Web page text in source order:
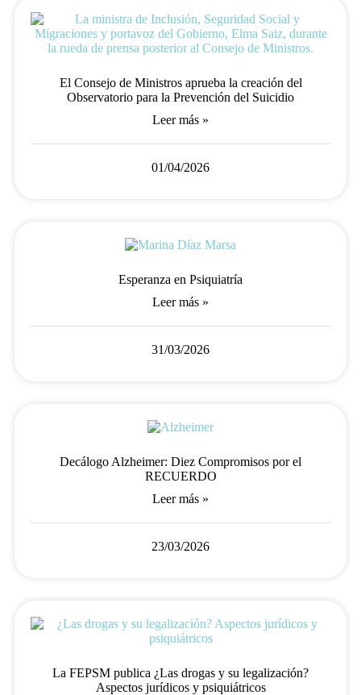
El Consejo de Ministros aprueba la creación del
Observatorio para la Prevención del Suicidio
Leer más »
01/04/2026
Esperanza en Psiquiatría
Leer más »
31/03/2026
Decálogo Alzheimer: Diez Compromisos por el
RECUERDO
Leer más »
23/03/2026
La FEPSM publica ¿Las drogas y su legalización?
Aspectos jurídicos y psiquiátricos